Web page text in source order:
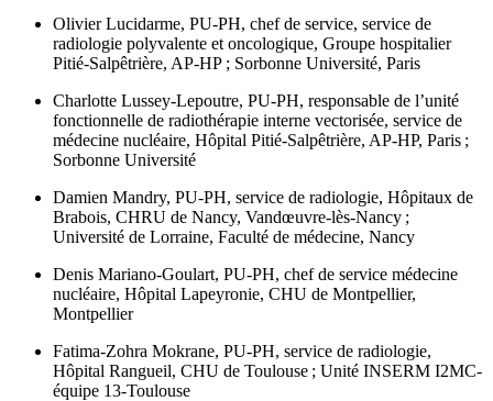
Olivier Lucidarme, PU-PH, chef de service, service de
radiologie polyvalente et oncologique, Groupe hospitalier
Pitié-Salpêtrière, AP-HP ; Sorbonne Université, Paris
Charlotte Lussey-Lepoutre, PU-PH, responsable de l’unité
fonctionnelle de radiothérapie interne vectorisée, service de
médecine nucléaire, Hôpital Pitié-Salpêtrière, AP-HP, Paris ;
Sorbonne Université
Damien Mandry, PU-PH, service de radiologie, Hôpitaux de
Brabois, CHRU de Nancy, Vandœuvre-lès-Nancy ;
Université de Lorraine, Faculté de médecine, Nancy
Denis Mariano-Goulart, PU-PH, chef de service médecine
nucléaire, Hôpital Lapeyronie, CHU de Montpellier,
Montpellier
Fatima-Zohra Mokrane, PU-PH, service de radiologie,
Hôpital Rangueil, CHU de Toulouse ; Unité INSERM I2MC-
équipe 13-Toulouse